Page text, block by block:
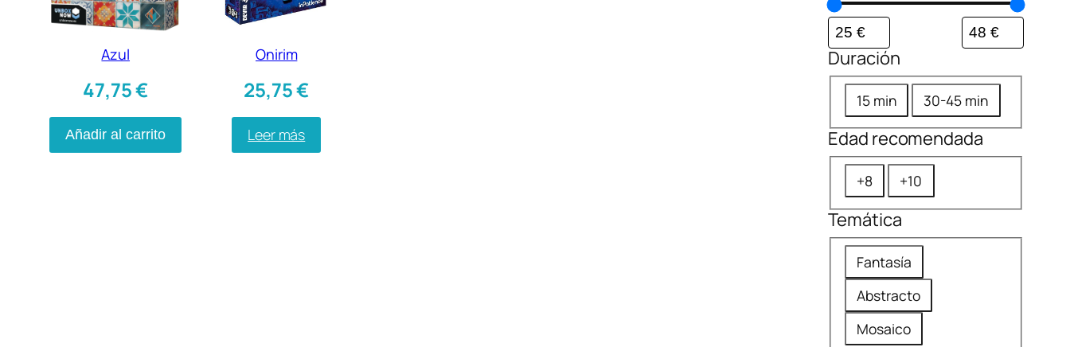
Azul
47,75€
Añadir al carrito
Onirim
25,75€
Leer más
Duración
u
r
a
c
i
ó
15 min 30-45 min
Edad recomendada
d
a
d
r
c
+8 +10
Temática
e
m
Fantasía
Abstracto
Mosaico